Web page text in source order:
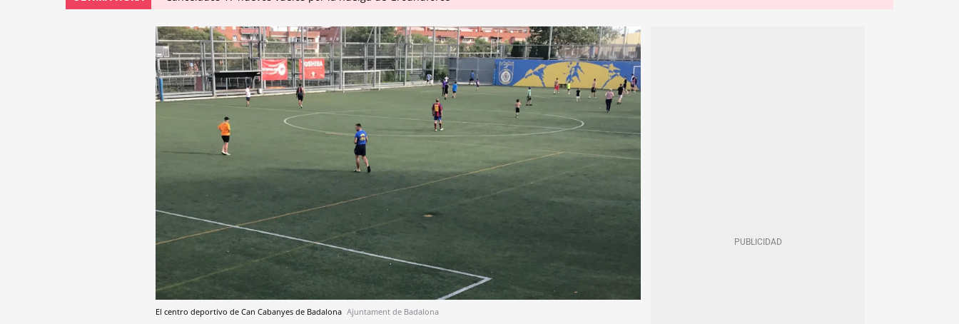
El centro deportivo de Can Cabanyes de Badalona Ajuntament de Badalona